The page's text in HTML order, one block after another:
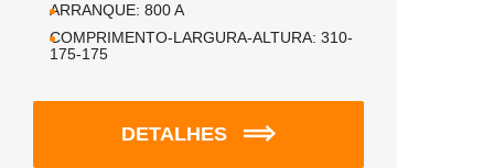
ARRANQUE: 800A
COMPRIMENTO-LARGURA-ALTURA: 310-
175-175
DETALHES